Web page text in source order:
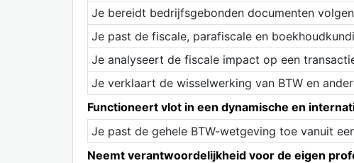
Je bereidt bedrijfsgebonden documenten
Je past de fiscale, parafiscale en
Je analyseert de fiscale impact op een
Je verklaart de wisselwerking van BTW en
Functioneert vlot in een dynamische en
Je past de gehele BTW-wetgeving toe vanuit
Neemt verantwoordelijkheid voor de eigen